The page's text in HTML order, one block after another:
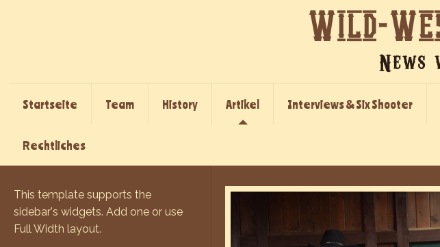
Startseite Team History Artikel Interviews & Six Shooter
Rechtliches
This template supports the
sidebar's widgets. Add one or use
Full Width layout.